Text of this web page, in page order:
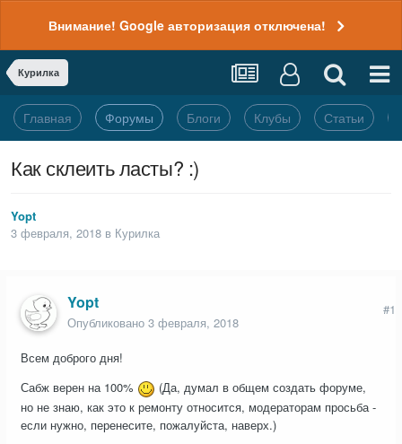
Внимание! Google авторизация отключена!
Курилка
Главная Форумы Блоги Клубы Статьи
Как склеить ласты? :)
Yopt
3 февраля, 2018 в Курилка
Yopt
Опубликовано 3 февраля, 2018
#1
Всем доброго дня!
Сабж верен на 100%
(Да, думал в общем создать форуме,
но не знаю, как это к ремонту относится, модераторам просьба -
если нужно, перенесите, пожалуйста, наверх.)